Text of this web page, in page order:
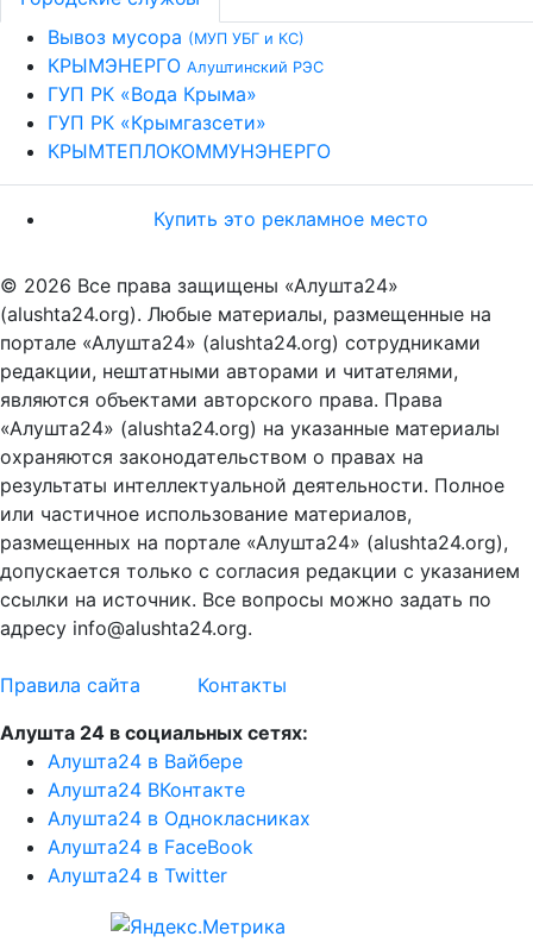
Вывоз мусора (МУП УБГ и КС)
КРЫМЭНЕРГО Алуштинский РЭС
ГУП РК «Вода Крыма»
ГУП РК «Крымгазсети»
КРЫМТЕПЛОКОММУНЭНЕРГО
Купить это рекламное место
© 2026 Все права защищены «Алушта24»
(alushta24.org). Любые материалы, размещенные на
портале «Алушта24» (alushta24.org) сотрудниками
редакции, нештатными авторами и читателями,
являются объектами авторского права. Права
«Алушта24» (alushta24.org) на указанные материалы
охраняются законодательством о правах на
результаты интеллектуальной деятельности. Полное
или частичное использование материалов,
размещенных на портале «Алушта24» (alushta24.org),
допускается только с согласия редакции с указанием
ссылки на источник. Все вопросы можно задать по
адресу info@alushta24.org.
Правила сайта
Контакты
Алушта 24 в социальных сетях:
Алушта24 в Вайбере
Алушта24 ВКонтакте
Алушта24 в Однокласниках
Алушта24 в FaceBook
Алушта24 в Twitter